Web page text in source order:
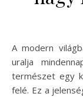
A modern világban, ahol a technológia és a digitalizáció
uralja
természet egy
felé. Ez a